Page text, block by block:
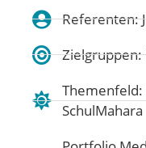
Referenten:
Themenfeld:
SchulMahara